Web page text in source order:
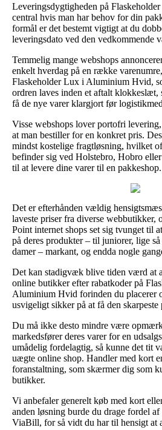
Leveringsdygtigheden på
central hvis man har behov for din
formål er det bestemt vigtigt at du
leveringsdato ved den vedkommende
Temmelig mange webshops
enkelt hverdag på en række
Flaskeholder Lux i Aluminium Hvid,
ordren laves inden et aftalt klokkeslæt,
få de nye varer klargjort før
Visse webshops lover portofri
at man bestiller for en konkret pris.
mindst kostelige fragtløsning, hvilket
befinder sig ved Holstebro, Hobro
til at levere dine varer til en pakkeshop.
Det er efterhånden vældig
laveste priser fra diverse webbutikker,
Point internet shops set sig tvunget til
på deres produkter – til juniorer, lige
damer – markant, og endda nogle
Det kan stadigvæk blive tiden værd at
online butikker efter rabatkoder på
Aluminium Hvid forinden du placerer
usvigeligt sikker på at få den skarpeste
Du må ikke desto mindre være
markedsfører deres varer for en
umådelig fordelagtig, så kunne det tit
uægte online shop. Handler med kort
foranstaltning, som skærmer dig som
butikker.
Vi anbefaler generelt køb med kort
anden løsning burde du drage fordel
ViaBill, for så vidt du har til hensigt at